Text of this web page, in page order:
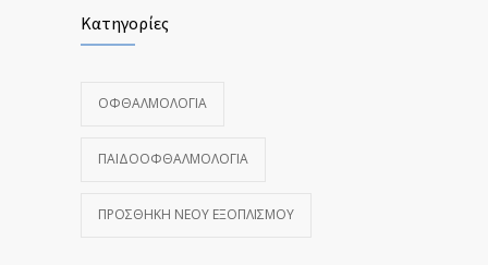
Κατηγορίες
ΟΦΘΑΛΜΟΛΟΓΊΑ
ΠΑΙΔΟΟΦΘΑΛΜΟΛΟΓΊΑ
ΠΡΟΣΘΉΚΗ ΝΈΟΥ ΕΞΟΠΛΙΣΜΟΎ